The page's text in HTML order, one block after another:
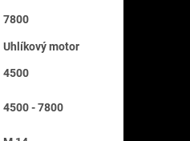
7800
Uhlíkový motor
4500
4500 - 7800